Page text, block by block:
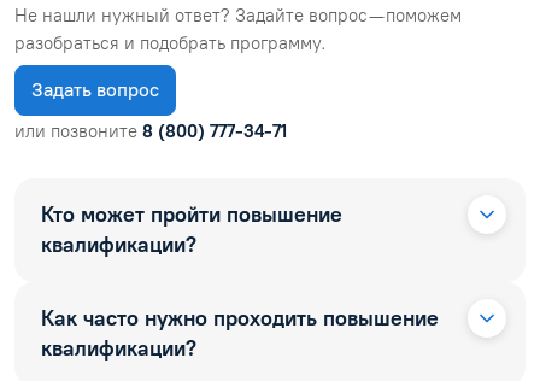
Не нашли нужный ответ? Задайте вопрос — поможем
разобраться и подобрать программу.
Задать вопрос
или позвоните 8 (800) 777-34-71
Кто может пройти повышение
квалификации?
Как часто нужно проходить повышение
квалификации?